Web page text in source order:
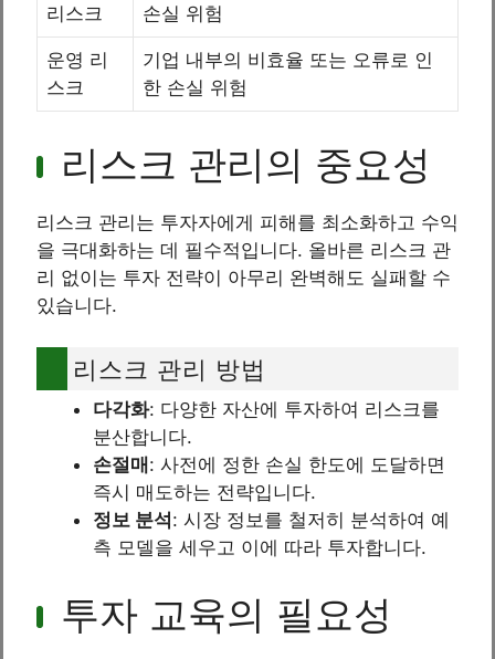
리스크 손실 위험
운영 리
스크
기업 내부의 비효율 또는 오류로 인
한 손실 위험
리스크 관리의 중요성
리스크 관리는 투자자에게 피해를 최소화하고 수익
을 극대화하는 데 필수적입니다. 올바른 리스크 관
리 없이는 투자 전략이 아무리 완벽해도 실패할 수
있습니다.
리스크 관리 방법
다각화: 다양한 자산에 투자하여 리스크를
분산합니다.
손절매 : 사전에 정한 손실 한도에 도달하면
즉시 매도하는 전략입니다.
정보 분석 : 시장 정보를 철저히 분석하여 예
측 모델을 세우고 이에 따라 투자합니다.
투자 교육의 필요성